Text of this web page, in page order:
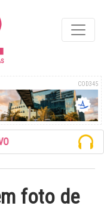
COD345
foto de